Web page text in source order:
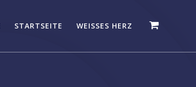
STARTSEITE WEISSES HERZ